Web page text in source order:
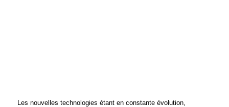
Les nouvelles technologies étant en constante évolution,